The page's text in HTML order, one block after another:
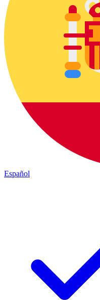
Español